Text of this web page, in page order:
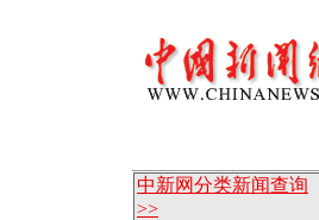
中新网分类新闻查询
>>